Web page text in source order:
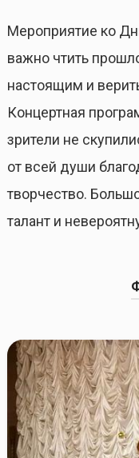
Мероприятие ко
важно чтить
настоящим и
Концертная
зрители не
от всей души
творчество.
талант и